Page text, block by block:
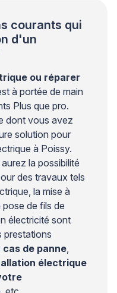
courants qui
d'un
ou réparer
à portée de main
Plus que pro.
dont vous avez
solution pour
à Poissy.
la possibilité
des travaux tels
la mise à
de fils de
électricité sont
prestations
de panne,
électrique